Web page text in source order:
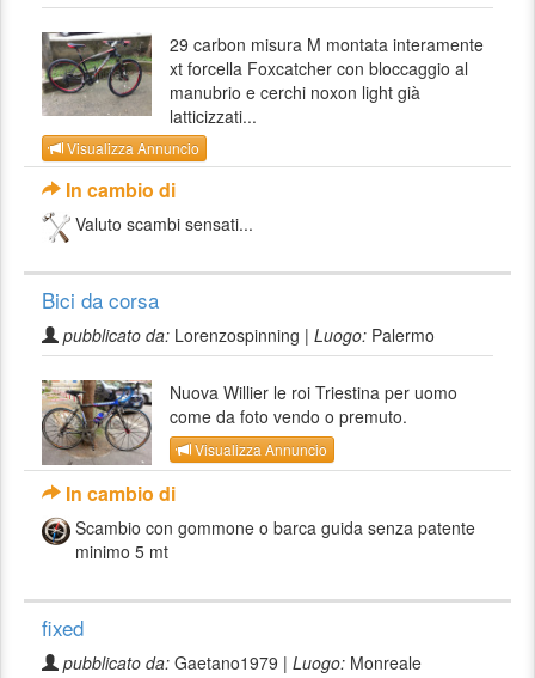
29 carbon misura M montata interamente
xt forcella Foxcatcher con bloccaggio al
manubrio e cerchi noxon light già
latticizzati...
Visualizza Annuncio
In cambio di
Valuto scambi sensati...
Bici da corsa
pubblicato da: Lorenzospinning | Luogo: Palermo
Nuova Willier le roi Triestina per uomo
come da foto vendo o premuto.
Visualizza Annuncio
In cambio di
Scambio con gommone o barca guida senza patente
minimo 5 mt
fixed
pubblicato da: Gaetano1979 | Luogo: Monreale